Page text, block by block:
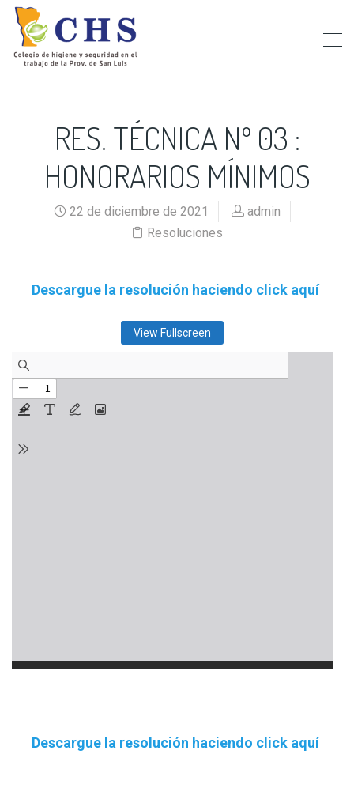
RES. TÉCNICA Nº 03 :
HONORARIOS MÍNIMOS
22 de diciembre de 2021
admin
Resoluciones
Descargue la resolución haciendo click aquí
View Fullscreen
Descargue la resolución haciendo click aquí